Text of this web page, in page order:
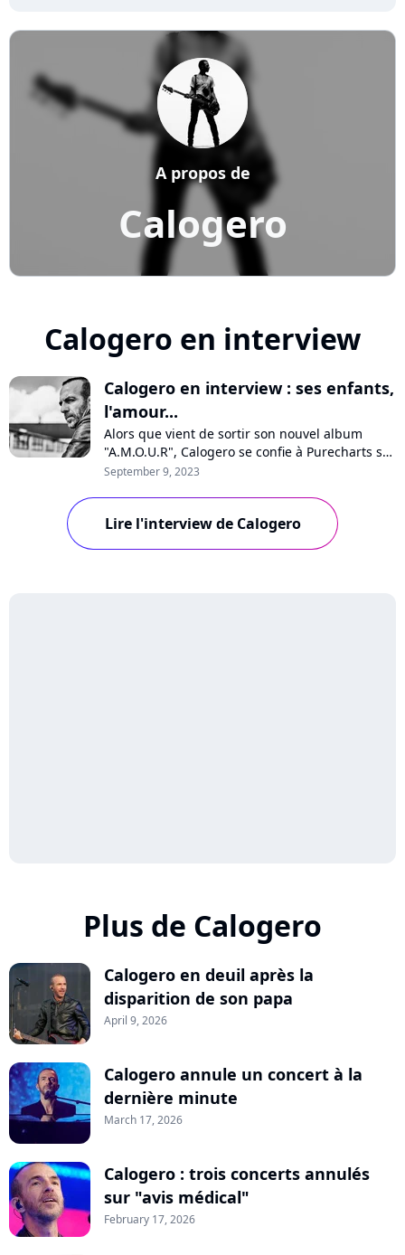
Calogero
A propos de
Calogero en interview
Calogero en interview : ses enfants,
l'amour...
Alors que vient de sortir son nouvel album
"A.M.O.U.R", Calogero se confie à Purecharts sur
la pression, sa vision de l'amour, son optimisme
disques ou encore ses enfants qui chantent sur
quelques titres. Interview avec un artiste
September 9, 2023
Lire l'interview de Calogero
Plus de Calogero
Calogero en deuil après la
disparition de son papa
April 9, 2026
Calogero annule un concert à la
dernière minute
March 17, 2026
Calogero : trois concerts annulés
sur "avis médical"
February 17, 2026